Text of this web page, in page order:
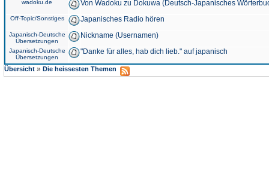
wadoku.de Von Wadoku zu Dokuwa (Deutsch-Japanisches
Off-Topic/Sonstiges Japanisches Radio hören
Japanisch-Deutsche
Übersetzungen
Nickname (Usernamen)
Japanisch-Deutsche
Übersetzungen
"Danke für alles, hab dich lieb." auf japanisch
Übersicht » Die heissesten Themen